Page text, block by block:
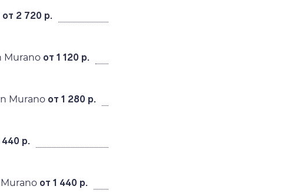
от 2 720 р.
Murano от 1 120 р.
Murano от 1 280 р.
440 р.
от 1 440 р.